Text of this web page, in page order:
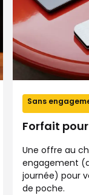
Sans
Forfait
Une offre au
engagement
journée) pour
de poche.
mois
sans
engagement